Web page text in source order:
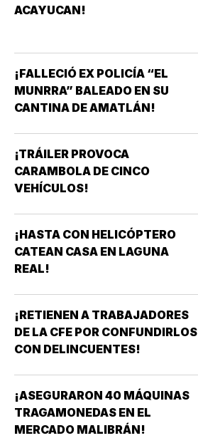
ACAYUCAN!
¡FALLECIÓ EX POLICÍA “EL
MUNRRA” BALEADO EN SU
CANTINA DE AMATLÁN!
¡TRÁILER PROVOCA
CARAMBOLA DE CINCO
VEHÍCULOS!
¡HASTA CON HELICÓPTERO
CATEAN CASA EN LAGUNA
REAL!
¡RETIENEN A TRABAJADORES
DE LA CFE POR CONFUNDIRLOS
CON DELINCUENTES!
¡ASEGURARON 40 MÁQUINAS
TRAGAMONEDAS EN EL
MERCADO MALIBRÁN!